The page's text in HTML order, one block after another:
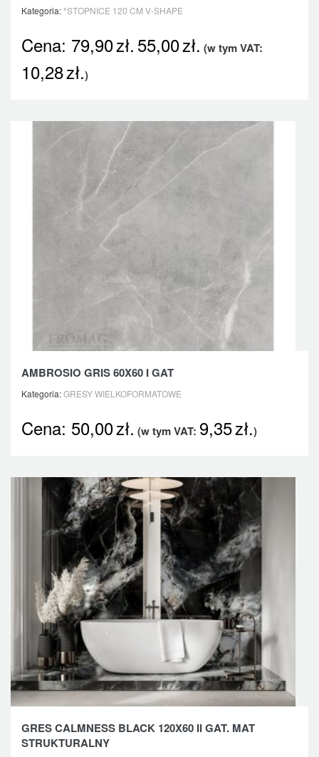
Kategoria:*STOPNICE 120 CM V-SHAPE
Cena: 79,90zł. 55,00zł. (w tym VAT:
10,28zł.)
AMBROSIO GRIS 60X60 I GAT
Kategoria:GRESY WIELKOFORMATOWE
Cena: 50,00zł. (w tym VAT: 9,35zł.)
GRES CALMNESS BLACK 120X60 II GAT. MAT
STRUKTURALNY